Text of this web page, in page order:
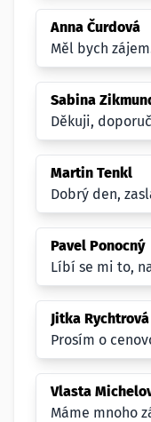
Anna Čurdová
Měl bych
Sabina
Děkuji,
Martin Tenkl
Dobrý den,
Pavel Ponocný
Líbí se mi to,
Jitka Rychtrová
Prosím o
Vlasta
Máme mnoho